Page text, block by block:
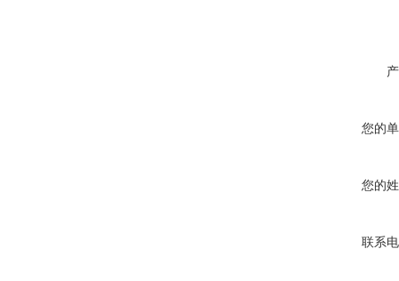
您的
您的
联系